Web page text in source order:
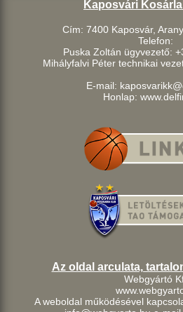
Kaposvári
Cím: 7400 Kaposvár,
Telefon:
Puska Zoltán ügyvezető:
Mihályfalvi Péter technikai
E-mail:
Honlap:
Az oldal arculata,
Webgyártó
A weboldal működésével